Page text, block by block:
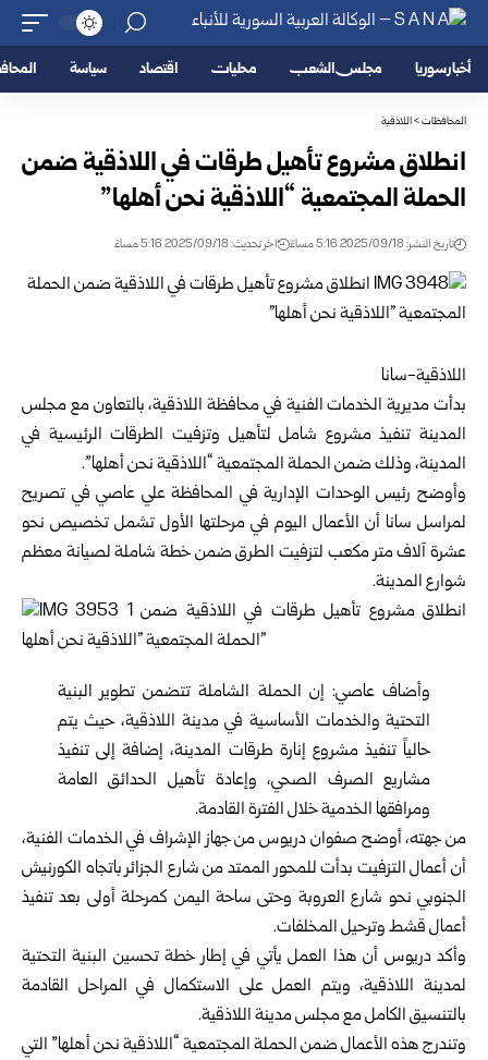
أخبار سوريا مجلس الشعب محليات اقتصاد سياسة
المحافظات>اللاذقية
انطلاق مشروع تأهيل طرقات في اللاذقية ضمن
الحملة المجتمعية “اللاذقية نحن أهلها”
تاريخ النشر: 2025/09/18 5:16 مساءً اخر تحديث: 2025/09/18 5:16 مساءً
اللاذقية-سانا
بدأت مديرية الخدمات الفنية في محافظة اللاذقية، بالتعاون مع مجلس
المدينة تنفيذ مشروع شامل لتأهيل وتزفيت الطرقات الرئيسية في
المدينة، وذلك ضمن الحملة المجتمعية “اللاذقية نحن أهلها”.
وأوضح رئيس الوحدات الإدارية في المحافظة علي عاصي في تصريح
لمراسل سانا أن الأعمال اليوم في مرحلتها الأول تشمل تخصيص نحو
عشرة آلاف متر مكعب لتزفيت الطرق ضمن خطة شاملة لصيانة معظم
شوارع المدينة.
وأضاف عاصي: إن الحملة الشاملة تتضمن تطوير البنية
التحتية والخدمات الأساسية في مدينة اللاذقية، حيث يتم
حالياً تنفيذ مشروع إنارة طرقات المدينة، إضافة إلى تنفيذ
مشاريع الصرف الصحي، وإعادة تأهيل الحدائق العامة
ومرافقها الخدمية خلال الفترة القادمة.
من جهته، أوضح صفوان دريوس من جهاز الإشراف في الخدمات الفنية،
أن أعمال التزفيت بدأت للمحور الممتد من شارع الجزائر باتجاه الكورنيش
الجنوبي نحو شارع العروبة وحتى ساحة اليمن كمرحلة أولى بعد تنفيذ
أعمال قشط وترحيل المخلفات.
وأكد دريوس أن هذا العمل يأتي في إطار خطة تحسين البنية التحتية
لمدينة اللاذقية، ويتم العمل على الاستكمال في المراحل القادمة
بالتنسيق الكامل مع مجلس مدينة اللاذقية.
وتندرج هذه الأعمال ضمن الحملة المجتمعية “اللاذقية نحن أهلها” التي